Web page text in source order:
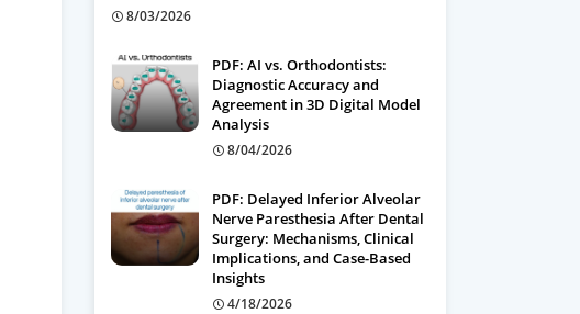
8/03/2026
PDF: AI vs. Orthodontists:
Diagnostic Accuracy and
Agreement in 3D Digital Model
Analysis
8/04/2026
PDF: Delayed Inferior Alveolar
Nerve Paresthesia After Dental
Surgery: Mechanisms, Clinical
Implications, and Case-Based
Insights
4/18/2026